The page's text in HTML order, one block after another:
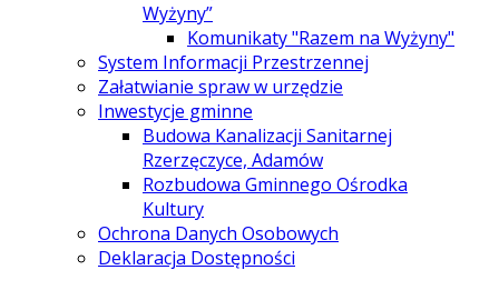
Wyżyny”
Komunikaty "Razem na Wyżyny"
System Informacji Przestrzennej
Załatwianie spraw w urzędzie
Inwestycje gminne
Budowa Kanalizacji Sanitarnej
Rzerzęczyce, Adamów
Rozbudowa Gminnego Ośrodka
Kultury
Ochrona Danych Osobowych
Deklaracja Dostępności